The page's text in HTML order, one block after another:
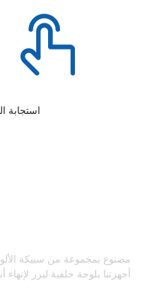
استجابة
مصنوع بمجموعة من سبيكة
أجهزتنا بلوحة خلفية ليزر لإنهاء